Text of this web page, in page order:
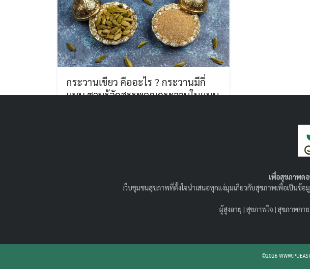
กระวานเขียว คืออะไร ? กระวานมีกี่
แบบ ชวนรู้จักสรรพคุณกระวานในแบบ
เพื่อสุขภาพด
เว็บชุมชนสุขภาพที่ตั้งใจนำเสนอทุกแง่มุมเกี่ยวกับสุขภาพเพื่อเป็น
ผู้สูงอายุ |สุขภาพใจ |สุขภาพกาย
©2026